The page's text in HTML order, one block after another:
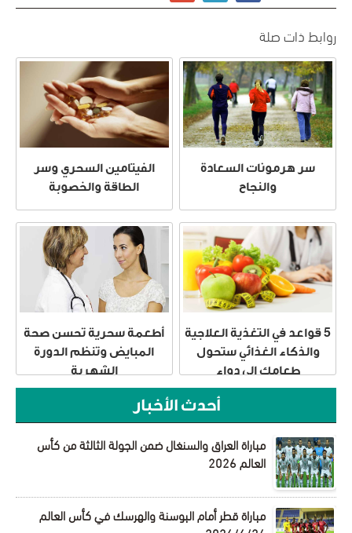
روابط ذات صلة
سر هرمونات السعادة
والنجاح
الفيتامين السحري وسر
الطاقة والخصوبة
5 قواعد في التغذية العلاجية
والذكاء الغذائي ستحول
طعامك إلى دواء
أطعمة سحرية تحسن صحة
المبايض وتنظم الدورة
الشهرية
أحدث الأخبار
مباراة العراق والسنغال ضمن الجولة الثالثة من كأس
العالم 2026
مباراة قطر أمام البوسنة والهرسك في كأس العالم